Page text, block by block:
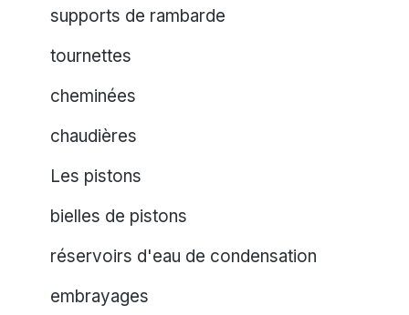
supports de rambarde
tournettes
cheminées
chaudières
Les pistons
bielles de pistons
réservoirs d'eau de condensation
embrayages